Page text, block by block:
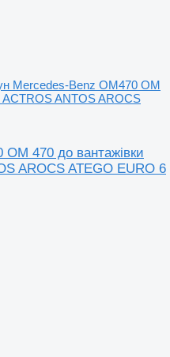
Mercedes-Benz OM470 OM
ACTROS ANTOS AROCS
470 до вантажівки
AROCS ATEGO EURO 6